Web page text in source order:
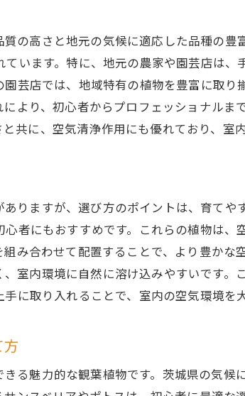
ーとしてのkanyoushiyokubutsuの役割
がもたらす心理的な効果
けるkanyoushiyokubutsuの長期的なメリ
とkanyoushiyokubutsuの相性
を用いたエコな生活スタイル
で乾燥対策と空気清浄を実
を使った効果的な湿度管理法
立つkanyoushiyokubutsuの活用方法
育つkanyoushiyokubutsuのケアポイント
が持つ多機能な空気清浄作用
を快適にするためのkanyoushiyokubutsu
気清浄効果を両立する
を与えるkanyoushiyokubutsuの配置アイデ
減するkanyoushiyokubutsuの心理的効果
高さと地元の気候に適応した品種の豊
います。特に、地元の農家や園芸店は
芸店では、地域特有の植物を豊富に取
より、初心者からプロフェッショナルま
に、空気清浄作用にも優れており、室内
ますが、選び方のポイントは、育てや
者にもおすすめです。これらの植物は
み合わせて配置することで、より豊かな
内環境に自然に溶け込みやすいです。
に取り入れることで、室内の空気環境を
る魅力的な観葉植物です。茨城県の気候